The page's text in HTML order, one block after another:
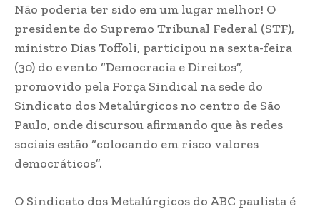
Não poderia ter sido em um lugar melhor! O
presidente do Supremo Tribunal Federal (STF),
ministro Dias Toffoli, participou na sexta-feira
(30) do evento “Democracia e Direitos”,
promovido pela Força Sindical na sede do
Sindicato dos Metalúrgicos no centro de São
Paulo, onde discursou afirmando que às redes
sociais estão “colocando em risco valores
democráticos”.
O Sindicato dos Metalúrgicos do ABC paulista é